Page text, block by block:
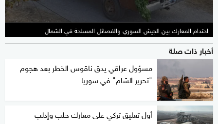
احتدام المعارك بين الجيش السوري والفصائل المسلحة في الشمال
أخبار ذات صلة
مسؤول عراقي يدق ناقوس الخطر بعد هجوم
"تحرير الشام" في سوريا
أول تعليق تركي على معارك حلب وإدلب